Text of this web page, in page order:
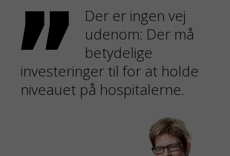
Der er ingen vej
udenom: Der må
betydelige
investeringer til for at holde
niveauet på hospitalerne.